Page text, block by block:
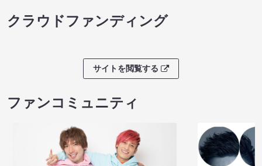
クラウドファンディング
サイトを閲覧する
ファンコミュニティ